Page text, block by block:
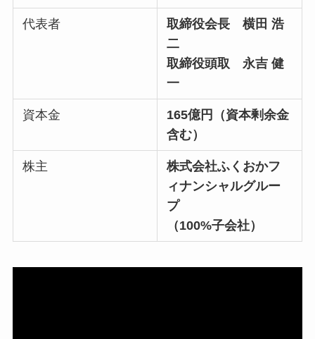
代表者
取締役会長 横田 浩
二
取締役頭取 永吉 健
一
資本金
165億円（資本剰余金
含む）
株主
株式会社ふくおかフ
ィナンシャルグルー
プ
（100%子会社）